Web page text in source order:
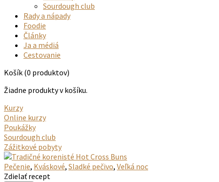
Sourdough club
Rady a nápady
Foodie
Články
Ja a médiá
Cestovanie
Košík (0 produktov)
Žiadne produkty v košíku.
Kurzy
Online kurzy
Poukážky
Sourdough club
Zážitkové pobyty
Pečenie, Kváskové, Sladké pečivo, Veľká noc
Zdielať recept